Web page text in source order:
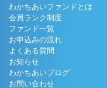
わかちあいファンドとは
会員ランク制度
ファンド一覧
お申込みの流れ
よくある質問
お知らせ
わかちあいブログ
お問い合わせ